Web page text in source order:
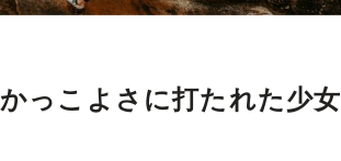
かっこよさに打たれた少女